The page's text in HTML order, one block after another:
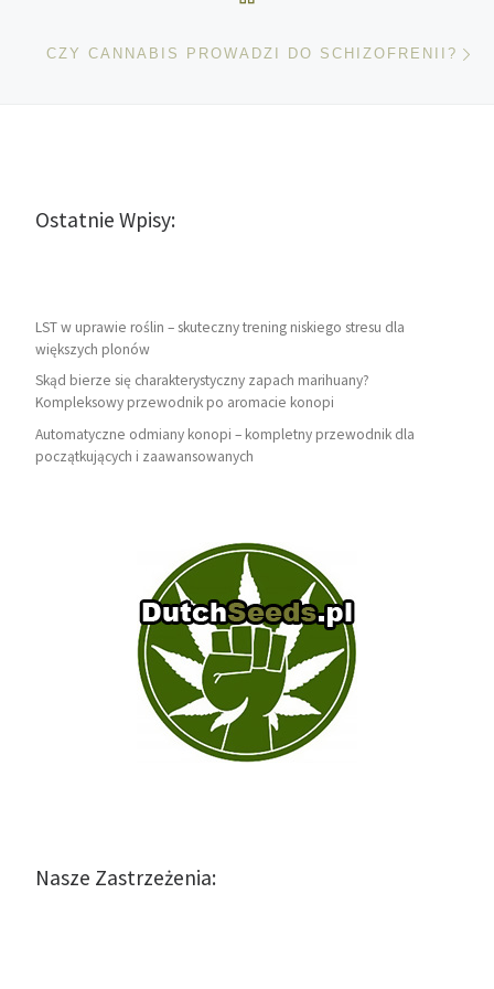
CZY CANNABIS PROWADZI DO SCHIZOFRENII?
Ostatnie Wpisy:
LST w uprawie roślin – skuteczny trening niskiego stresu dla
większych plonów
Skąd bierze się charakterystyczny zapach marihuany?
Kompleksowy przewodnik po aromacie konopi
Automatyczne odmiany konopi – kompletny przewodnik dla
początkujących i zaawansowanych
Nasze Zastrzeżenia: